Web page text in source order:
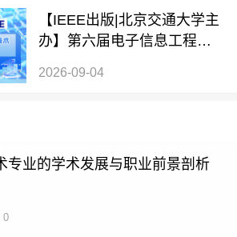
6）
【IEEE出版|北京交通大学主
办】第六届电子信息工程与
2026-09-04
专业的学术发展与职业前景剖析
0